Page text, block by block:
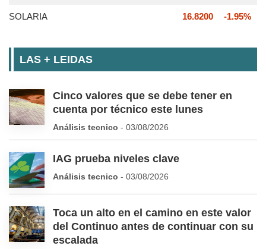
SOLARIA 16.8200 -1.95%
LAS + LEIDAS
Cinco valores que se debe tener en
cuenta por técnico este lunes
Análisis tecnico - 03/08/2026
IAG prueba niveles clave
Análisis tecnico - 03/08/2026
Toca un alto en el camino en este valor
del Continuo antes de continuar con su
escalada